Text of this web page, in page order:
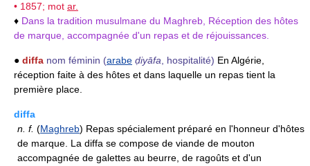
• 1857; mot ar.
♦ Dans la tradition musulmane du Maghreb, Réception des hôtes
de marque, accompagnée d'un repas et de réjouissances.
● diffa nom féminin (arabe ḍiyāfa , hospitalité) En Algérie,
réception faite à des hôtes et dans laquelle un repas tient la
première place.
diffa
n. f. (Maghreb) Repas spécialement préparé en l'honneur d'hôtes
de marque. La diffa se compose de viande de mouton
accompagnée de galettes au beurre, de ragoûts et d'un